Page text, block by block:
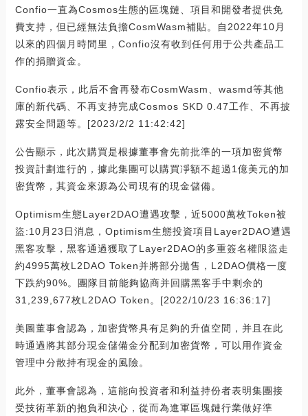
Confio一直為Cosmos生態的區塊鏈、項目和開發者提供免
費支持，但已經無法負擔CosmWasm補貼。自2022年10月
以來的四個月時間里，Confio沒有收到任何用于公共產品工
作的捐贈資金。
Confio表示，此后不會再發布CosmWasm、wasmd等其他
庫的新代碼、不再支持完成Cosmos SKD 0.47工作、不再披
露安全問題等。[2023/2/2 11:42:42]
公告顯示，此次購買是根據董事會先前批準的一項加密貨幣
投資計劃進行的，據此集團可以購買凈額不超過1億美元的加
密貨幣，其資金來源為公司現有的現金儲備。
Optimism生態Layer2DAO遭遇攻擊，近5000萬枚Token被
盜:10月23日消息，Optimism生態投資項目Layer2DAO遭遇
黑客攻擊，黑客通過獲取了Layer2DAO的多重簽名權限盜走
約4995萬枚L2DAO Token并將部分拋售，L2DAO價格一度
下跌約90%。團隊目前能夠協商并回購黑客手中剩余的
31,239,677枚L2DAO Token。[2022/10/23 16:36:17]
美圖董事會認為，加密貨幣具有足夠的升值空間，并且在此
時通過將其部分現金儲備金分配到加密貨幣，可以用作資金
管理中分散持有現金的風險。
此外，董事會認為，這能向投資者和利益持份者表明集團接
受技術革新的抱負和決心，從而為進軍區塊鏈行業做好準